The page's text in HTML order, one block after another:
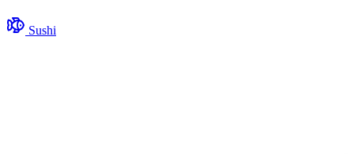
Sushi